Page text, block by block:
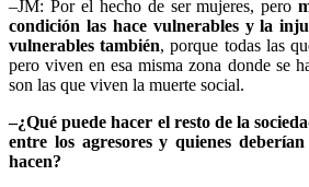
–JM: Por el hecho de ser mujeres, pero
condición las hace vulnerables y la
vulnerables también, porque todas las
pero viven en esa misma zona donde se
son las que viven la muerte social.
–¿Qué puede hacer el resto de la
entre los agresores y quienes
hacen?